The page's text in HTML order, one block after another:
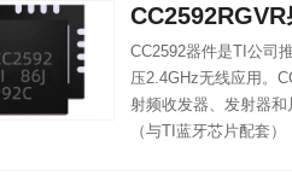
CC2592器件是TI公司
压2.4GHz无线应用。
射频收发器、发射器和
（与TI蓝牙芯片配套）